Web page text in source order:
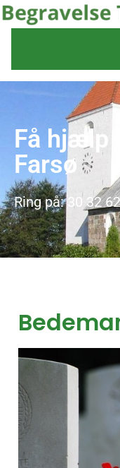
Få hjælp
Farsø
Ring på: 30 32